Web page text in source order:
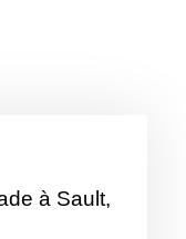
à Sault,